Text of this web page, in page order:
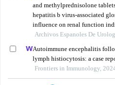
and methylprednisolone
hepatitis b virus-associated
influence on renal function
Archivos Espanoles De
Autoimmune encephalitis
lymph histiocytosis: a case
Frontiers in Immunology,